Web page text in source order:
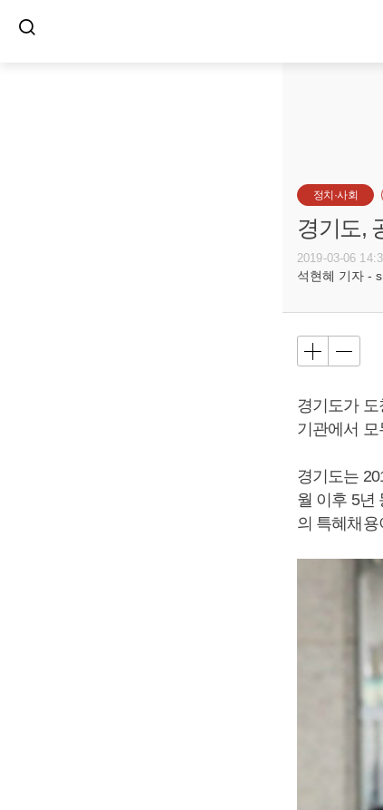
정치·사회
경기도,
2019-03-06
석현혜 기자 -
경기도가 도
기관에서 모
경기도는
월 이후 5년
의 특혜채용